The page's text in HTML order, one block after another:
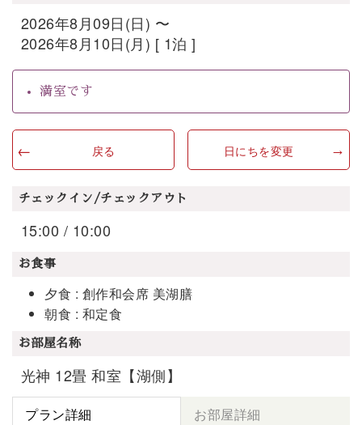
2026年8月09日(日) 〜
2026年8月10日(月) [ 1泊 ]
満室です
戻る 日にちを変更
チェックイン/チェックアウト
15:00 / 10:00
お食事
夕食 : 創作和会席 美湖膳
朝食 : 和定食
お部屋名称
光神 12畳 和室【湖側】
プラン詳細 お部屋詳細